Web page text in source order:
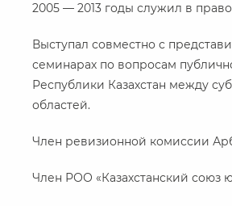
2005 — 2013 годы служил в
Выступал совместно с
семинарах по вопросам
Республики Казахстан между
областей.
Член ревизионной комиссии
Член РОО «Казахстанский союз